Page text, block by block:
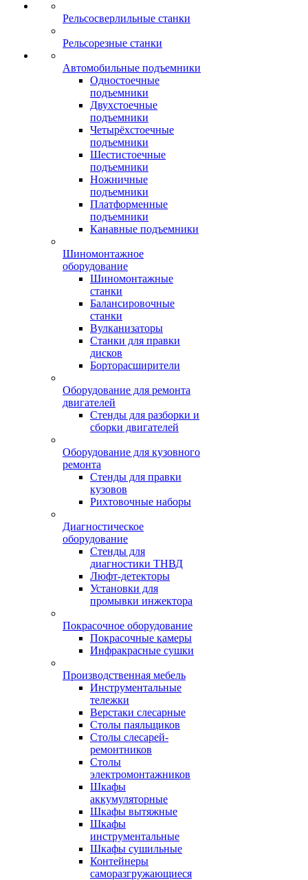
Рельсосверлильные станки
Рельсорезные станки
Автомобильные подъемники
Одностоечные
подъемники
Двухстоечные
подъемники
Четырёхстоечные
подъемники
Шестистоечные
подъемники
Ножничные
подъемники
Платформенные
подъемники
Канавные подъемники
Шиномонтажное
оборудование
Шиномонтажные
станки
Балансировочные
станки
Вулканизаторы
Станки для правки
дисков
Борторасширители
Оборудование для ремонта
двигателей
Стенды для разборки и
сборки двигателей
Оборудование для кузовного
ремонта
Стенды для правки
кузовов
Рихтовочные наборы
Диагностическое
оборудование
Стенды для
диагностики ТНВД
Люфт-детекторы
Установки для
промывки инжектора
Покрасочное оборудование
Покрасочные камеры
Инфракрасные сушки
Производственная мебель
Инструментальные
тележки
Верстаки слесарные
Столы паяльщиков
Столы слесарей-
ремонтников
Столы
электромонтажников
Шкафы
аккумуляторные
Шкафы вытяжные
Шкафы
инструментальные
Шкафы сушильные
Контейнеры
саморазгружающиеся